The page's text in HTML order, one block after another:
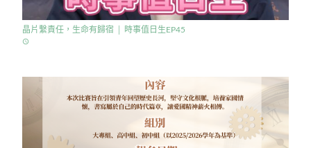
晶片繫責任，生命有歸宿 │ 時事值日生EP45
access_time